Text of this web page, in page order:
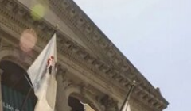
最大的分馆，内设30个展
万平方英尺。建筑外观由
统方式组合而成，表面覆
璃等材料，高达280英
，该馆也是古根海姆体系